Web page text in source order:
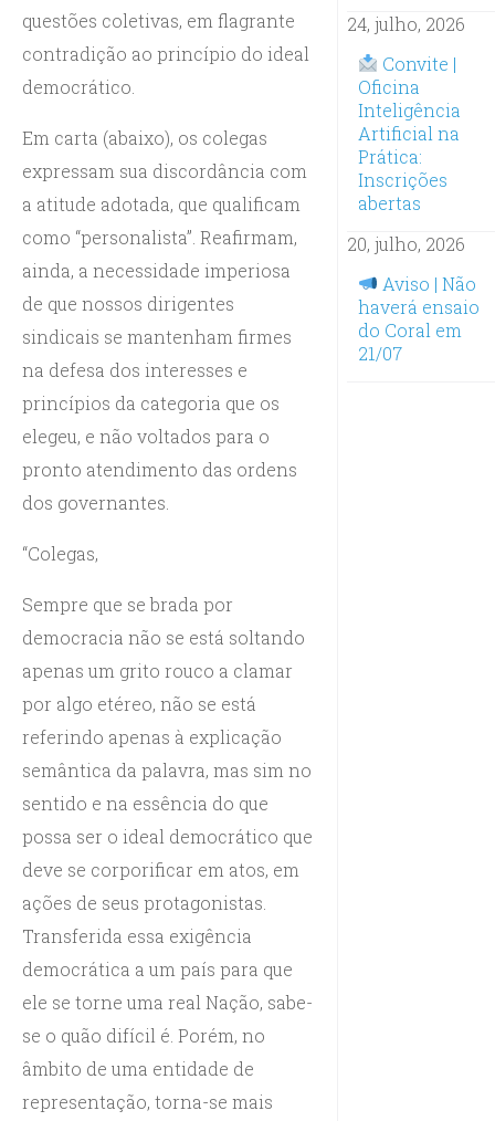
questões coletivas, em flagrante
contradição ao princípio do ideal
democrático.
Em carta (abaixo), os colegas
expressam sua discordância com
a atitude adotada, que qualificam
como “personalista”. Reafirmam,
ainda, a necessidade imperiosa
de que nossos dirigentes
sindicais se mantenham firmes
na defesa dos interesses e
princípios da categoria que os
elegeu, e não voltados para o
pronto atendimento das ordens
dos governantes.
“Colegas,
Sempre que se brada por
democracia não se está soltando
apenas um grito rouco a clamar
por algo etéreo, não se está
referindo apenas à explicação
semântica da palavra, mas sim no
sentido e na essência do que
possa ser o ideal democrático que
deve se corporificar em atos, em
ações de seus protagonistas.
Transferida essa exigência
democrática a um país para que
ele se torne uma real Nação, sabe-
se o quão difícil é. Porém, no
âmbito de uma entidade de
representação, torna-se mais
24, julho, 2026
Convite |
Oficina
Inteligência
Artificial na
Prática:
Inscrições
abertas
20, julho, 2026
Aviso | Não
haverá ensaio
do Coral em
21/07